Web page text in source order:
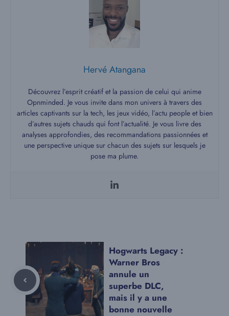
Hervé Atangana
Découvrez l’esprit créatif et la passion de celui qui anime
Opnminded. Je vous invite dans mon univers à travers des
articles captivants sur la tech, les jeux vidéo, l’actu people et bien
d’autres sujets chauds qui font l’actualité. Je vous livre des
analyses approfondies, des recommandations passionnées et
une perspective unique sur chacun des sujets sur lesquels je
pose ma plume.
Hogwarts Legacy :
Warner Bros
annule un
superbe DLC,
mais il y a une
bonne nouvelle